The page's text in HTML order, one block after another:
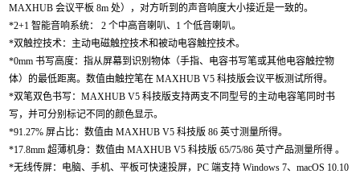
MAXHUB 会议平板 8m 处），对方听到的声音响度大小接近是一致的。
*2+1 智能音响系统： 2 个中高音喇叭、 1 个低音喇叭。
*双触控技术：主动电磁触控技术和被动电容触控技术。
*0mm 书写高度：指从屏幕到识别物体（手指、电容书写笔或其他电容触控物
体）的最低距离。数值由触控笔在 MAXHUB V5 科技版会议平板测试所得。
*双笔双色书写： MAXHUB V5 科技版支持两支不同型号的主动电容笔同时书
写，并可分别标记不同的颜色显示。
*91.27% 屏占比：数值由 MAXHUB V5 科技版 86 英寸测量所得。
*17.8mm 超薄机身：数值由 MAXHUB V5 科技版 65/75/86 英寸产品测量所得 。
*无线传屏：电脑、手机、平板可快速投屏， PC 端支持 Windows 7、 macOS 10.10